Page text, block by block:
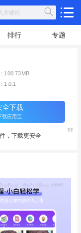
排行 专题
100.73MB
1.0.1
全下载
载应用宝
，下载更安全